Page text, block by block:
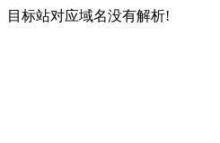
目标站对应域名没有解析!